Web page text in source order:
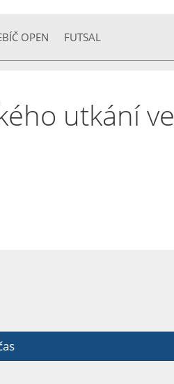
OPEN FUTSAL
utkání ve